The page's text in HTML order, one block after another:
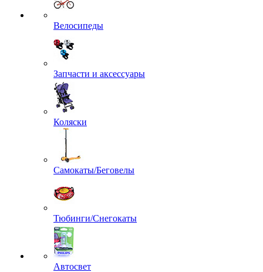
Велосипеды
Запчасти и аксессуары
Коляски
Самокаты/Беговелы
Тюбинги/Снегокаты
Автосвет